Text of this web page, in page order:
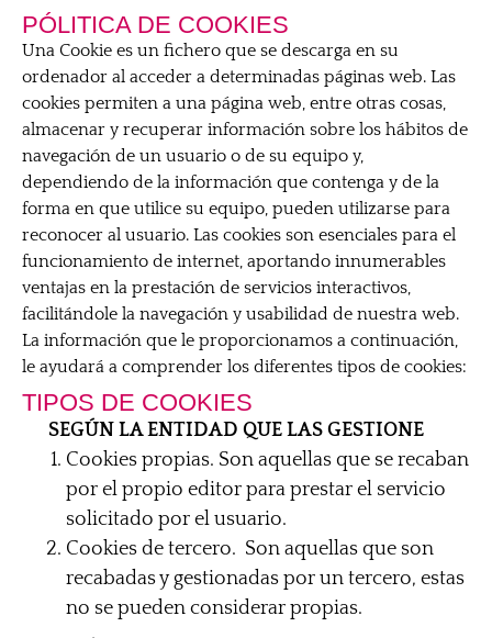
PÓLITICA DE COOKIES
Una Cookie es un fichero que se descarga en su
ordenador al acceder a determinadas páginas web. Las
cookies permiten a una página web, entre otras cosas,
almacenar y recuperar información sobre los hábitos de
navegación de un usuario o de su equipo y,
dependiendo de la información que contenga y de la
forma en que utilice su equipo, pueden utilizarse para
reconocer al usuario. Las cookies son esenciales para el
funcionamiento de internet, aportando innumerables
ventajas en la prestación de servicios interactivos,
facilitándole la navegación y usabilidad de nuestra web.
La información que le proporcionamos a continuación,
le ayudará a comprender los diferentes tipos de cookies:
TIPOS DE COOKIES
SEGÚN LA ENTIDAD QUE LAS GESTIONE
Cookies propias. Son aquellas que se recaban
por el propio editor para prestar el servicio
solicitado por el usuario.
Cookies de tercero. Son aquellas que son
recabadas y gestionadas por un tercero, estas
no se pueden considerar propias.